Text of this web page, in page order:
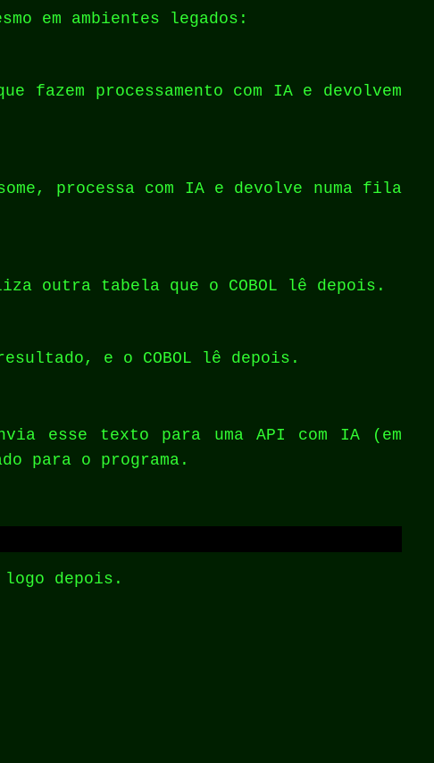
em ambientes legados:
fazem processamento com IA e devolvem
processa com IA e devolve numa fila
outra tabela que o COBOL lê depois.
e o COBOL lê depois.
esse texto para uma API com IA (em
para o programa.
logo depois.